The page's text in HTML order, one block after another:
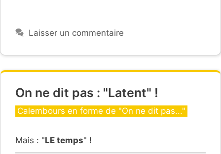
Laisser un commentaire
On ne dit pas : "Latent" !
Catégories
Calembours en forme de "On ne dit pas..."
Mais : "LE temps" !